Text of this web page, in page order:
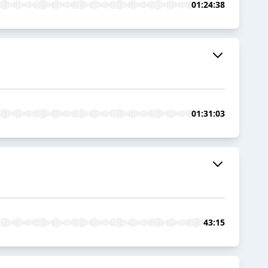
01:24:38
01:31:03
43:15